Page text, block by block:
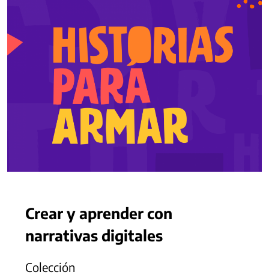
Crear y aprender con
narrativas digitales
Colección